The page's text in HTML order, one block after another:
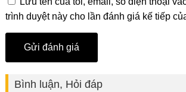
trình duyệt này cho lần đánh giá kế tiếp
Bình luận, Hỏi đáp